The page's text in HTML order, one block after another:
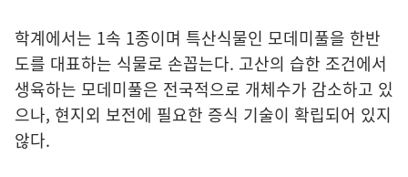
학계에서는 1속 1종이며 특산식물인 모데미풀을 한반
도를 대표하는 식물로 손꼽는다. 고산의 습한 조건에서
생육하는 모데미풀은 전국적으로 개체수가 감소하고 있
으나, 현지외 보전에 필요한 증식 기술이 확립되어 있지
않다.